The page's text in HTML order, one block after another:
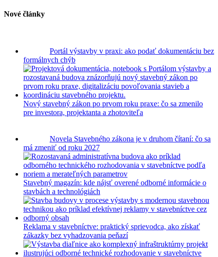
Nové články
Portál výstavby v praxi: ako podať dokumentáciu bez
formálnych chýb
Nový stavebný zákon po prvom roku praxe: čo sa zmenilo
pre investora, projektanta a zhotoviteľa
Novela Stavebného zákona je v druhom čítaní: čo sa
má zmeniť od roku 2027
Stavebný magazín: kde nájsť overené odborné informácie o
stavbách a technológiách
Reklama v stavebníctve: praktický sprievodca, ako získať
zákazky bez vyhadzovania peňazí